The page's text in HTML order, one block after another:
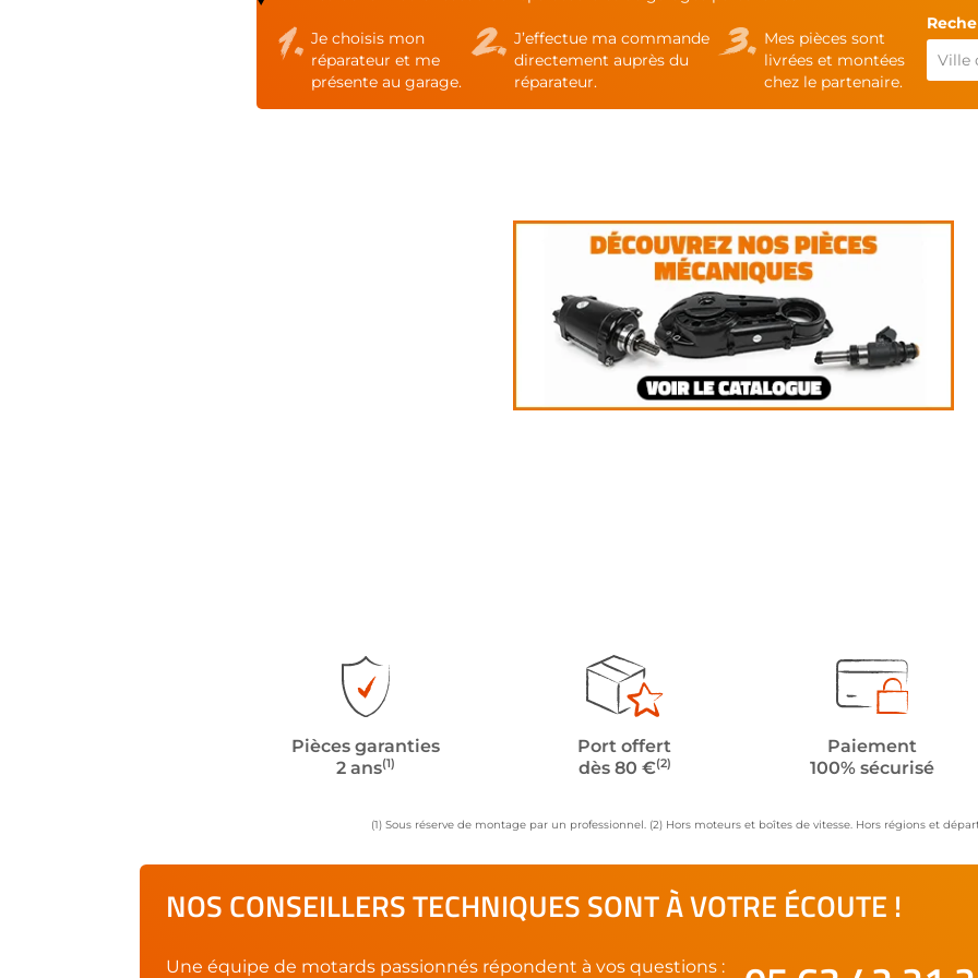
Je choisis mon
réparateur et me
présente au garage.
J’effectue ma commande
directement auprès du
réparateur.
Mes pièces sont
livrées et montées
chez le partenaire.
Pièces garanties
2 ans(1)
Port offert
dès 80 €(2)
Paiement
100% sécurisé
(1) Sous réserve de montage par un professionnel. (2) Hors moteurs et boîtes de vitesse. Hors régions et
NOS CONSEILLERS TECHNIQUES SONT À VOTRE ÉCOUTE !
Une équipe de motards passionnés répondent à vos questions :